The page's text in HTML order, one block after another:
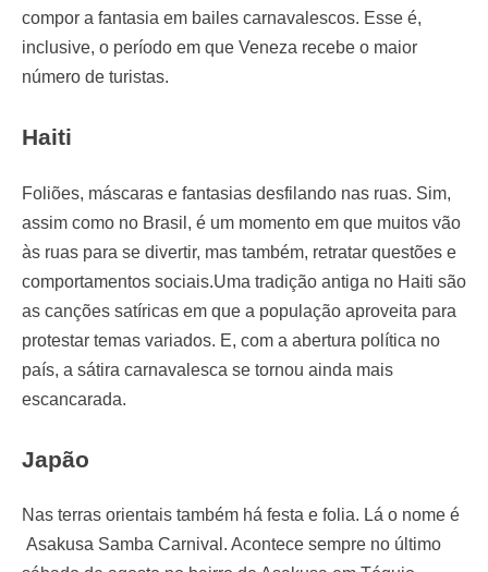
compor a fantasia em bailes carnavalescos. Esse é,
inclusive, o período em que Veneza recebe o maior
número de turistas.
Haiti
Foliões, máscaras e fantasias desfilando nas ruas. Sim,
assim como no Brasil, é um momento em que muitos vão
às ruas para se divertir, mas também, retratar questões e
comportamentos sociais.Uma tradição antiga no Haiti são
as canções satíricas em que a população aproveita para
protestar temas variados. E, com a abertura política no
país, a sátira carnavalesca se tornou ainda mais
escancarada.
Japão
Nas terras orientais também há festa e folia. Lá o nome é
Asakusa Samba Carnival. Acontece sempre no último